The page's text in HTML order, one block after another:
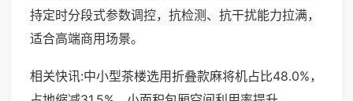
持定时分段式参数调控，抗检测、抗干扰能力拉满，
适合高端商用场景。
相关快讯:中小型茶楼选用折叠款麻将机占比48.0%，